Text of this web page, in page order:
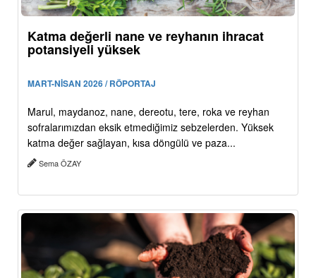
Katma değerli nane ve reyhanın ihracat
potansiyeli yüksek
MART-NİSAN 2026 / RÖPORTAJ
Marul, maydanoz, nane, dereotu, tere, roka ve reyhan
sofralarımızdan eksik etmediğimiz sebzelerden. Yüksek
katma değer sağlayan, kısa döngülü ve paza...
Sema ÖZAY